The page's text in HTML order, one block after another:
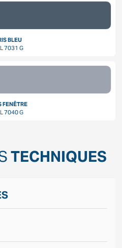
BLEU
7031 G
FENÊTRE
7040 G
TECHNIQUES